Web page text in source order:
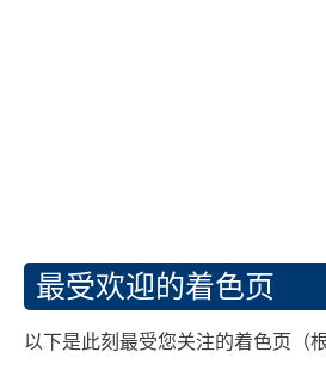
最受欢迎的着色页
以下是此刻最受您关注的着色页（